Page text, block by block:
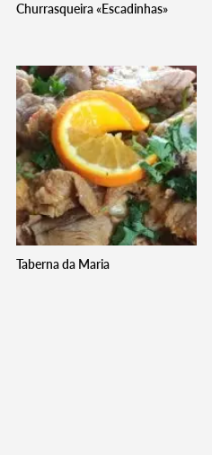
Churrasqueira «Escadinhas»
Taberna da Maria